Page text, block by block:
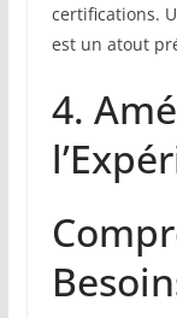
certifications.
est un atout
4.